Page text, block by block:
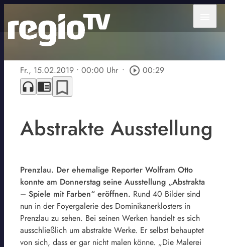
Fr., 15.02.2019 • 00:00 Uhr • play_circle_outline 00:29
headphones chrome_reader_mode bookmark_border
Abstrakte Ausstellung
Prenzlau. Der ehemalige Reporter Wolfram Otto
konnte am Donnerstag seine Ausstellung „Abstrakta
– Spiele mit Farben“ eröffnen. Rund 40 Bilder sind
nun in der Foyergalerie des Dominikanerklosters in
Prenzlau zu sehen. Bei seinen Werken handelt es sich
ausschließlich um abstrakte Werke. Er selbst behauptet
von sich, dass er gar nicht malen könne. „Die Malerei